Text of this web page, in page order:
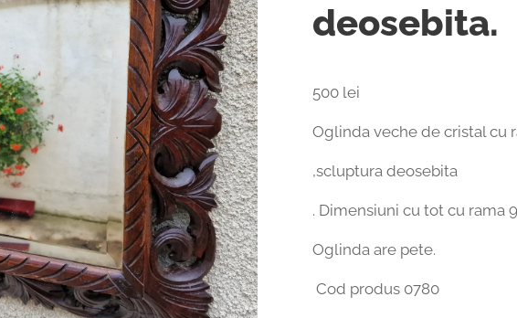
deosebita.
500 lei
Oglinda veche de cristal cu
,scluptura deosebita
. Dimensiuni cu tot cu rama
Oglinda are pete.
Cod produs 0780